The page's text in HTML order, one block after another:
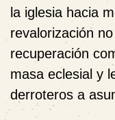
la iglesia hacia
revalorización
recuperación
masa eclesial y
derroteros a